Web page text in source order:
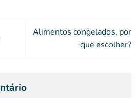
Alimentos congelados, por
que escolher?